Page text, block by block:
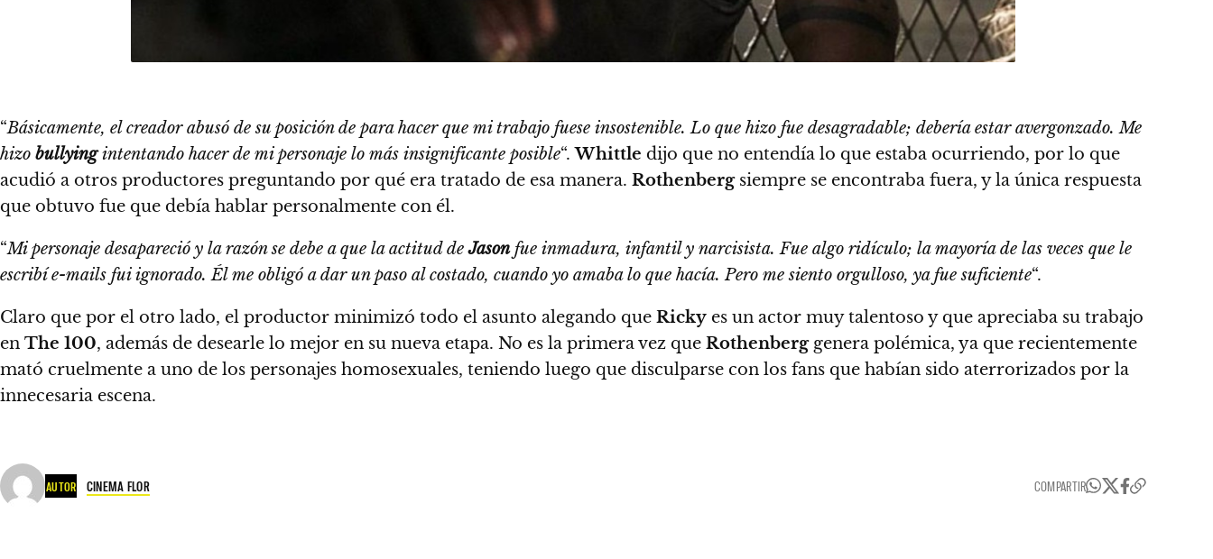
“Básicamente, el creador abusó de su posición de para hacer que mi trabajo fuese insostenible. Lo que hizo fue desagradable; debería estar avergonzado. Me
hizo bullyingintentando hacer de mi personaje lo más insignificante posible“.Whittle dijo que no entendía lo que estaba ocurriendo, por lo que
acudió a otros productores preguntando por qué era tratado de esa manera. Rothenbergsiempre se encontraba fuera, y la única respuesta
que obtuvo fue que debía hablar personalmente con él.
“Mi personaje desapareció y la razón se debe a que la actitud deJasonfue inmadura, infantil y narcisista. Fue algo ridículo; la mayoría de las veces que le
escribí e-mails fui ignorado. Él me obligó a dar un paso al costado, cuando yo amaba lo que hacía. Pero me siento orgulloso, ya fue suficiente“.
Claro que por el otro lado, el productor minimizó todo el asunto alegando que Ricky es un actor muy talentoso y que apreciaba su trabajo
en The 100, además de desearle lo mejor en su nueva etapa. No es la primera vez que Rothenberggenera polémica, ya que recientemente
mató cruelmente a uno de los personajes homosexuales, teniendo luego que disculparse con los fans que habían sido aterrorizados por la
innecesaria escena.
AUTOR CINEMA FLOR COMPARTIR